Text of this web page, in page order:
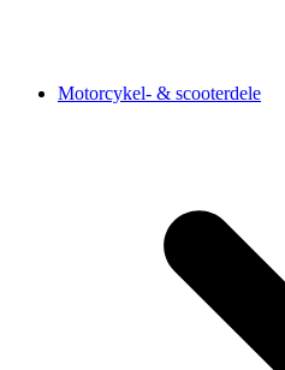
Motorcykel- & scooterdele